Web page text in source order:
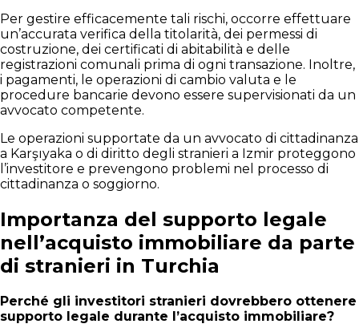
Per gestire efficacemente tali rischi, occorre effettuare
un’accurata verifica della titolarità, dei permessi di
costruzione, dei certificati di abitabilità e delle
registrazioni comunali prima di ogni transazione. Inoltre,
i pagamenti, le operazioni di cambio valuta e le
procedure bancarie devono essere supervisionati da un
avvocato competente.
Le operazioni supportate da un avvocato di cittadinanza
a Karşıyaka o di diritto degli stranieri a Izmir proteggono
l’investitore e prevengono problemi nel processo di
cittadinanza o soggiorno.
Importanza del supporto legale
nell’acquisto immobiliare da parte
di stranieri in Turchia
Perché gli investitori stranieri dovrebbero ottenere
supporto legale durante l’acquisto immobiliare?